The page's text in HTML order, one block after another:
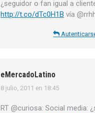
¿seguidor o fan igual a
http://t.co/dTc0H1B vía
eMercadoLatino
dice:
8 julio, 2011 en 18:45
RT @curiosa: Social media: